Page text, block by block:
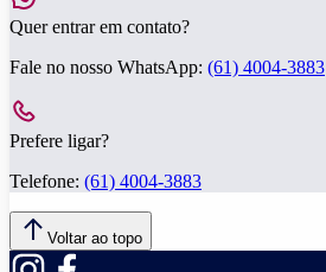
Quer entrar em contato?
Fale no nosso WhatsApp: (61) 4004-3883
Prefere ligar?
Telefone: (61) 4004-3883
Voltar ao topo